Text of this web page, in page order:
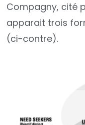
Compagny, cité
apparait trois
(ci-contre).